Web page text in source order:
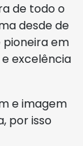
de todo o
desde de
pioneira em
excelência
e imagem
por isso